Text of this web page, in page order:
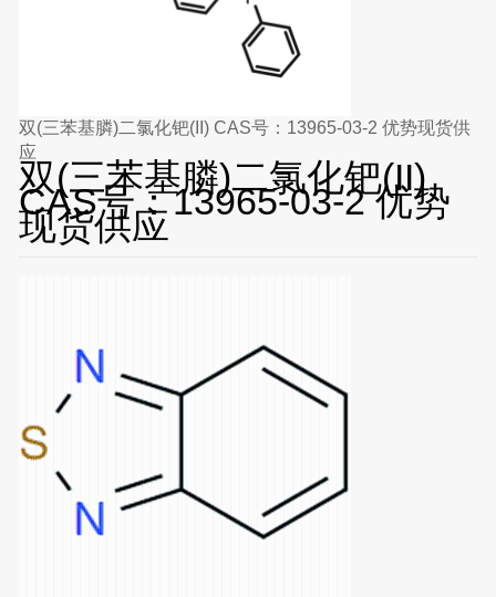
双(三苯基膦)二氯化钯(II) CAS号：13965-03-2 优势现货供
应
双(三苯基膦)二氯化钯(II)
CAS号：13965-03-2 优势
现货供应